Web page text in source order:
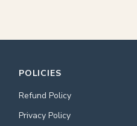
POLICIES
Refund Policy
Privacy Policy